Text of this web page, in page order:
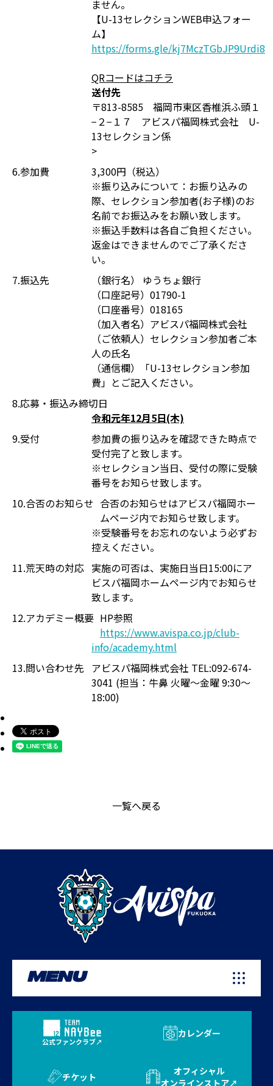
ません。
【U-13セレクションWEB申込フォー
ム】
https://forms.gle/kj7MczTGbJP9Urdi8
QRコードはコチラ
送付先
〒813-8585 福岡市東区香椎浜ふ頭１
−２−１７ アビスパ福岡株式会社 U-
13セレクション係
>
6.参加費
3,300円（税込）
※振り込みについて：お振り込みの
際、セレクション参加者(お子様)のお
名前でお振込みをお願い致します。
※振込手数料は各自ご負担ください。
返金はできませんのでご了承くださ
い。
7.振込先
（銀行名） ゆうちょ銀行
（口座記号）01790-1
（口座番号）018165
（加入者名）アビスパ福岡株式会社
（ご依頼人）セレクション参加者ご本
人の氏名
（通信欄）「U-13セレクション参加
費」とご記入ください。
8.応募・振込み締切日
令和元年12月5日(木)
9.受付
参加費の振り込みを確認できた時点で
受付完了と致します。
※セレクション当日、受付の際に受験
番号をお知らせ致します。
10.合否のお知らせ 合否のお知らせはアビスパ福岡ホー
ムページ内でお知らせ致します。
※受験番号をお忘れのないよう必ずお
控えください。
11.荒天時の対応 実施の可否は、実施日当日15:00にア
ビスパ福岡ホームページ内でお知らせ
致します。
12.アカデミー概要 HP参照
https://www.avispa.co.jp/club-
info/academy.html
13.問い合わせ先 アビスパ福岡株式会社 TEL:092-674-
3041 (担当：牛鼻 火曜〜金曜 9:30〜
18:00)
一覧へ戻る
MENU
公式ファンクラブ
カレンダー
チケット
オフィシャル
オンラインストア